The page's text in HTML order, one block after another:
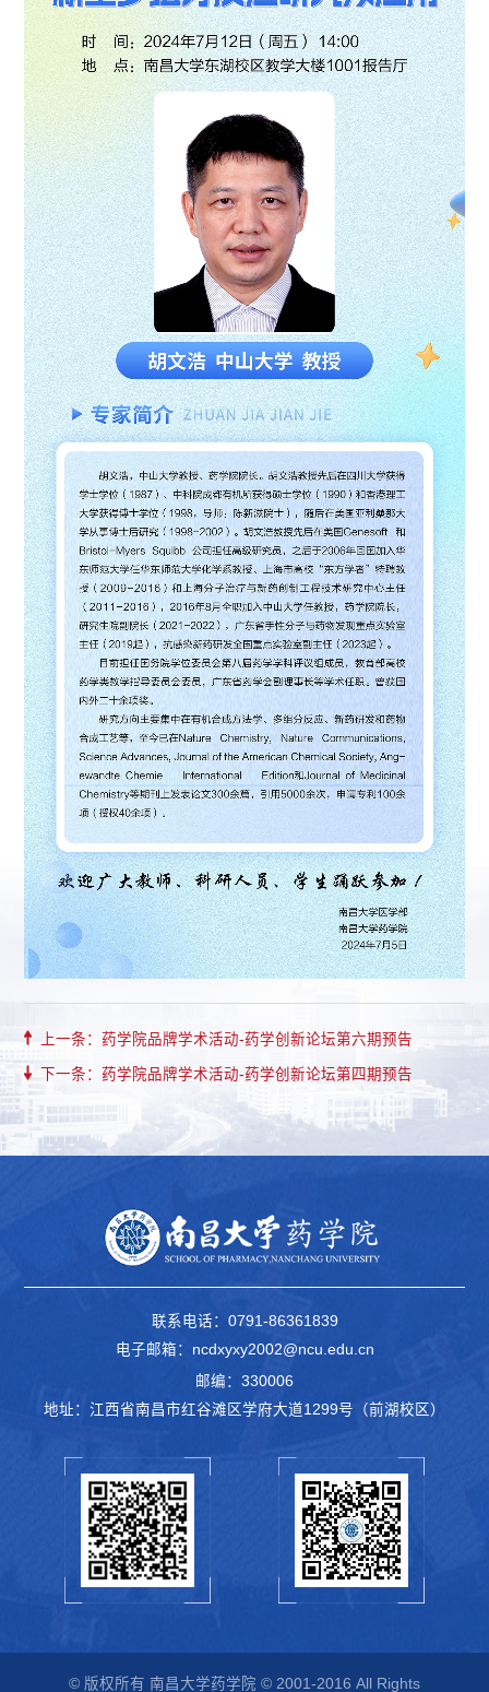
上一条：药学院品牌学术活动-药学创新论坛第六期预告
下一条：药学院品牌学术活动-药学创新论坛第四期预告
联系电话：0791-86361839
电子邮箱：ncdxyxy2002@ncu.edu.cn
邮编：330006
地址：江西省南昌市红谷滩区学府大道1299号（前湖校区）
© 版权所有 南昌大学药学院 © 2001-2016 All Rights